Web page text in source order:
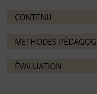
CONTENU
MÉTHODES
ÉVALUATION